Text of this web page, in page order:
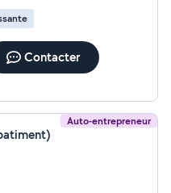
Contacter
Auto-entrepreneur